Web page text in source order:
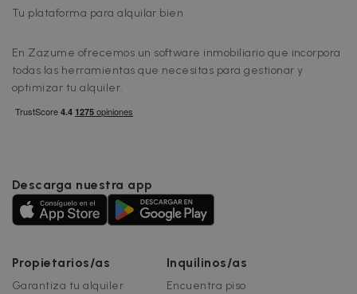
Tu plataforma para alquilar bien
En Zazume ofrecemos un software inmobiliario que incorpora
todas las herramientas que necesitas para gestionar y
optimizar tu alquiler.
Descarga nuestra app
Propietarios/as
Garantiza tu alquiler
Inquilinos/as
Encuentra piso